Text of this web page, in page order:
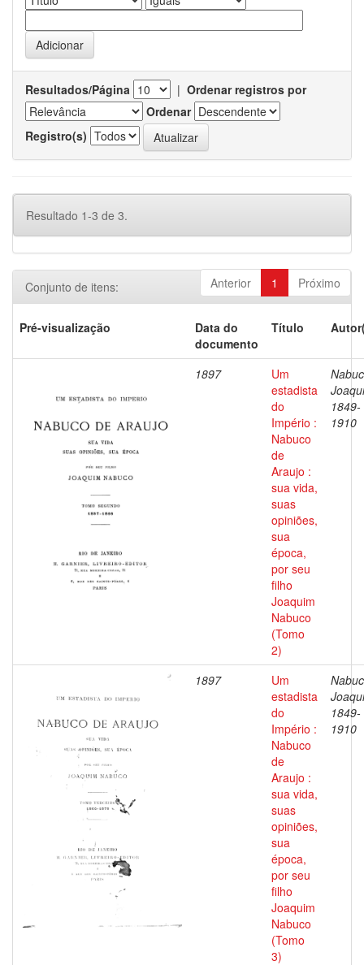
Resultados/Página | Ordenar registros por
Ordenar
Registro(s)
Resultado 1-3 de 3.
Anterior 1 Próximo
Conjunto de itens:
Pré-visualização
Data do
documento
Título
1897
Um
estadista
do
Império :
Nabuco
de
Araujo :
sua vida,
suas
opiniões,
sua
época,
por seu
filho
Joaquim
Nabuco
(Tomo
2)
1849-
1910
1897
Um
estadista
do
Império :
Nabuco
de
Araujo :
sua vida,
suas
opiniões,
sua
época,
por seu
filho
Joaquim
Nabuco
(Tomo
3)
1849-
1910